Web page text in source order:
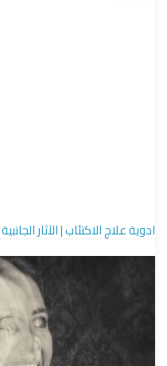
ادوية علاج الاكتئاب | الآثار